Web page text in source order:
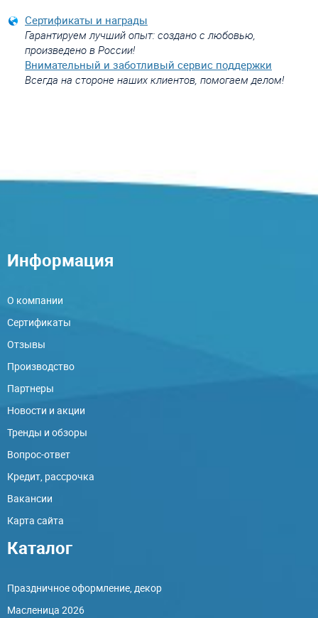
Сертификаты и награды
Гарантируем лучший опыт: создано с любовью,
произведено в России!
Внимательный и заботливый сервис поддержки
Всегда на стороне наших клиентов, помогаем делом!
Информация
О компании
Сертификаты
Отзывы
Производство
Партнеры
Новости и акции
Тренды и обзоры
Вопрос-ответ
Кредит, рассрочка
Вакансии
Карта сайта
Каталог
Праздничное оформление, декор
Масленица 2026